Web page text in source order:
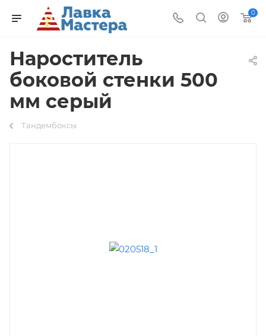
0
Нароститель
боковой стенки 500
мм серый
Тандембоксы